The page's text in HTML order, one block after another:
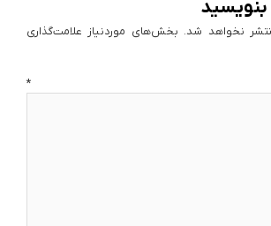
بنویسید
نخواهد شد. بخش‌های موردنیاز علامت‌گذاری
*